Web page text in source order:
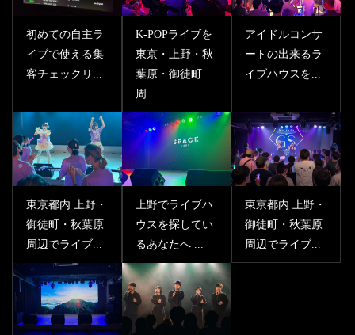
初めての自主ラ
イブで使える集
客チェックリ...
K-POPライブを
東京・上野・秋
葉原・御徒町
周...
アイドルコンサ
ートの出来るラ
イブハウスを...
東京都内 上野・
御徒町・秋葉原
周辺でライブ...
上野でライブハ
ウスを探してい
るあなたへ ...
東京都内 上野・
御徒町・秋葉原
周辺でライブ...